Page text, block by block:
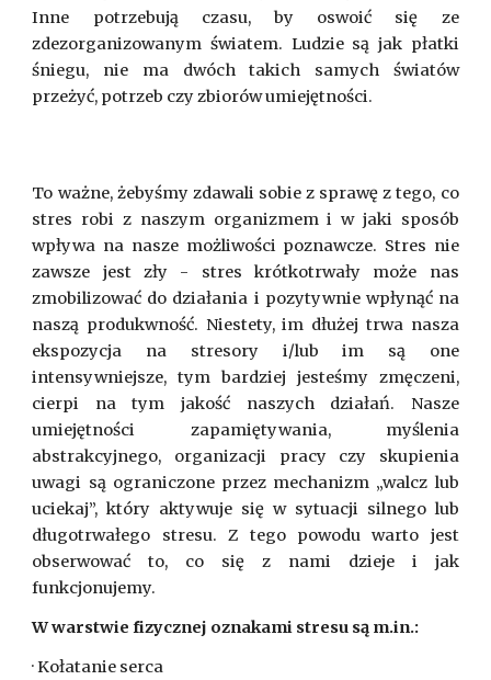
Inne potrzebują czasu, by oswoić się ze
zdezorganizowanym światem. Ludzie są jak płatki
śniegu, nie ma dwóch takich samych światów
przeżyć, potrzeb czy zbiorów umiejętności.
To ważne, żebyśmy zdawali sobie z sprawę z tego, co
stres robi z naszym organizmem i w jaki sposób
wpływa na nasze możliwości poznawcze. Stres nie
zawsze jest zły - stres krótkotrwały może nas
zmobilizować do działania i pozytywnie wpłynąć na
naszą produkwność. Niestety, im dłużej trwa nasza
ekspozycja na stresory i/lub im są one
intensywniejsze, tym bardziej jesteśmy zmęczeni,
cierpi na tym jakość naszych działań. Nasze
umiejętności zapamiętywania, myślenia
abstrakcyjnego, organizacji pracy czy skupienia
uwagi są ograniczone przez mechanizm „walcz lub
uciekaj”, który aktywuje się w sytuacji silnego lub
długotrwałego stresu. Z tego powodu warto jest
obserwować to, co się z nami dzieje i jak
funkcjonujemy.
W warstwie fizycznej oznakami stresu są m.in.:
· Kołatanie serca